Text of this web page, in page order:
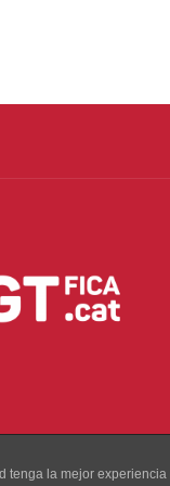
tenga la mejor